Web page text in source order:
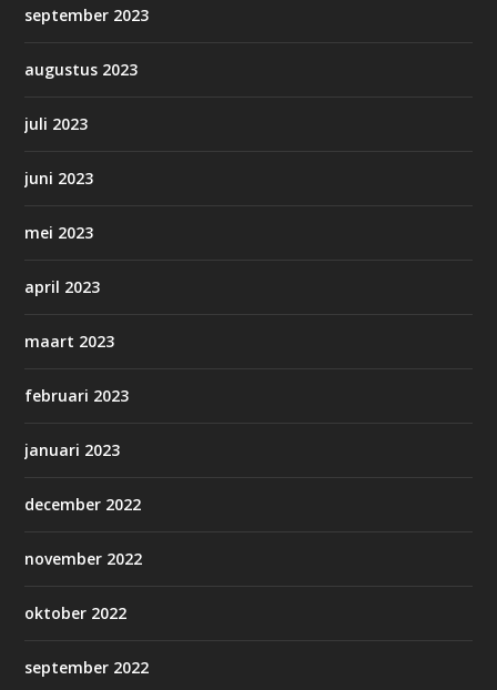
september 2023
augustus 2023
juli 2023
juni 2023
mei 2023
april 2023
maart 2023
februari 2023
januari 2023
december 2022
november 2022
oktober 2022
september 2022